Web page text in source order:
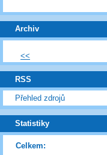
Archiv
<<
RSS
Přehled zdrojů
Statistiky
Celkem: